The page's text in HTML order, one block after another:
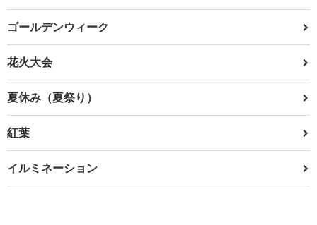
ゴールデンウィーク
花火大会
夏休み（夏祭り）
紅葉
イルミネーション